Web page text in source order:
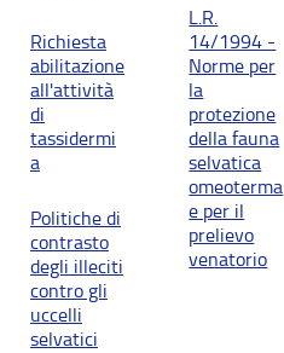
Richiesta
abilitazione
all'attività
di
tassidermi
a
Politiche di
contrasto
degli illeciti
contro gli
uccelli
selvatici
L.R.
14/1994 -
Norme per
la
protezione
della fauna
selvatica
omeoterma
e per il
prelievo
venatorio